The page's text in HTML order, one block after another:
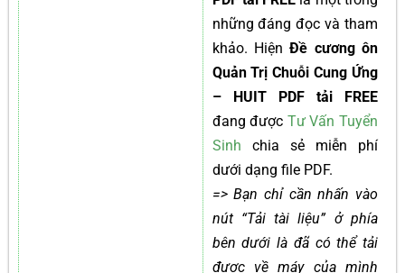
những đáng đọc và tham
khảo. HiệnĐề cương ôn
Quản Trị Chuỗi Cung Ứng
– HUIT PDF tải FREE
đang được Tư Vấn Tuyển
Sinh chia sẻ miễn phí
dưới dạng file PDF.
=> Bạn chỉ cần nhấn vào
nút “Tải tài liệu” ở phía
bên dưới là đã có thể tải
được về máy của mình